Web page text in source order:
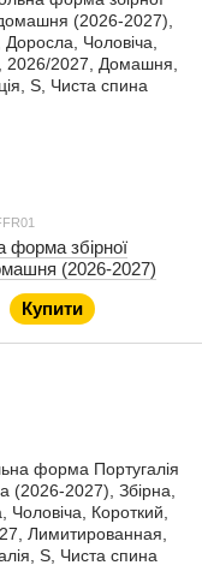
форма збірної
(2026-2027)
Купити